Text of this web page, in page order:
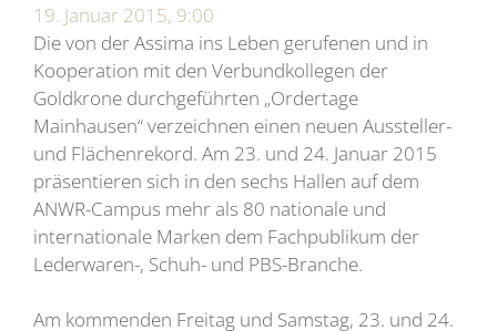
19. Januar 2015, 9:00
Die von der Assima ins Leben gerufenen und in
Kooperation mit den Verbundkollegen der
Goldkrone durchgeführten „Ordertage
Mainhausen“ verzeichnen einen neuen Aussteller-
und Flächenrekord. Am 23. und 24. Januar 2015
präsentieren sich in den sechs Hallen auf dem
ANWR-Campus mehr als 80 nationale und
internationale Marken dem Fachpublikum der
Lederwaren-, Schuh- und PBS-Branche.
Am kommenden Freitag und Samstag, 23. und 24.